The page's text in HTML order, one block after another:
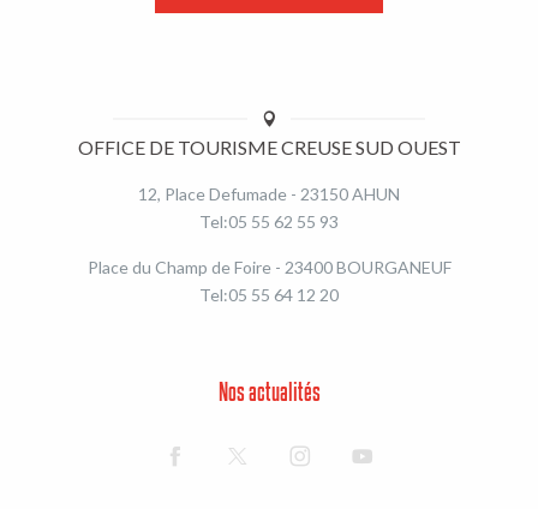
OFFICE DE TOURISME CREUSE SUD OUEST
12, Place Defumade - 23150 AHUN
Tel:05 55 62 55 93
Place du Champ de Foire - 23400 BOURGANEUF
Tel:05 55 64 12 20
Nos actualités